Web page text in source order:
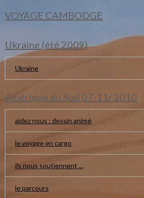
VOYAGE CAMBODGE
Ukraine (été 2009)
Ukraine
Amérique du Sud 07-11/ 2010
aidez nous : dessin animé
le voyage en cargo
ils nous soutiennent ...
le parcours